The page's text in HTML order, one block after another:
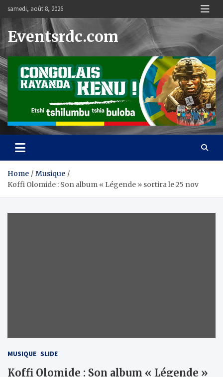
content
samedi, août 8, 2026
Eventsrdc.com
Home
Musique
Koffi Olomide : Son album « Légende » sortira le 25 nov
MUSIQUE SLIDE
Koffi Olomide : Son album « Légende »